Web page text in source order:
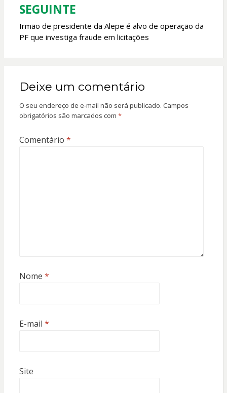
SEGUINTE
Irmão de presidente da Alepe é alvo de operação da
PF que investiga fraude em licitações
Deixe um comentário
O seu endereço de e-mail não será publicado. Campos
obrigatórios são marcados com *
Comentário *
Nome *
E-mail *
Site